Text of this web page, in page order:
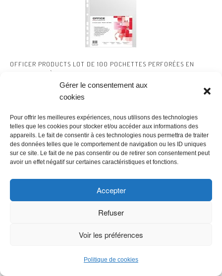
Gérer le consentement aux
cookies
Pour offrir les meilleures expériences, nous utilisons des technologies
telles que les cookies pour stocker et/ou accéder aux informations des
appareils. Le fait de consentir à ces technologies nous permettra de traiter
des données telles que le comportement de navigation ou les ID uniques
sur ce site. Le fait de ne pas consentir ou de retirer son consentement peut
avoir un effet négatif sur certaines caractéristiques et fonctions.
Accepter
Refuser
Voir les préférences
Politique de cookies
OFFICER PRODUCTS LOT DE 100 POCHETTES PERFORÉES EN
POLYPROPYLÈNE A4 CRISTAL 50 MICRONS - POUR ARCHIVAGE DE
DOCUMENTS - TYPE CRISTALLIN - MATÉRIAU : POLYPROPYLÈNE -
COULEUR : TRANSPARENT
(à date de 8 août 2026 11:30 GMT +02:00 -
PILOT - LOT DE 8 FRIXION BALL 07 - STYLO EFFAÇABLE À ENCRE
THERMOSENSIBLE - STYLO ROLLER RECHARGEABLE - 2 BLEUS, 2
(à date de 8 août 2026 11:30 GMT +02:00 -Plus d’infos